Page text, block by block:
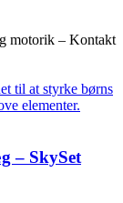
motorik – Kontakt
– SkySet